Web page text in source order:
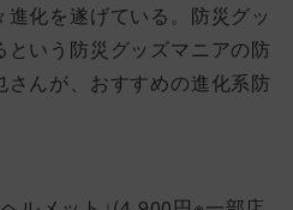
化を遂げている。防災グッ
いう防災グッズマニアの防
んが、おすすめの進化系防